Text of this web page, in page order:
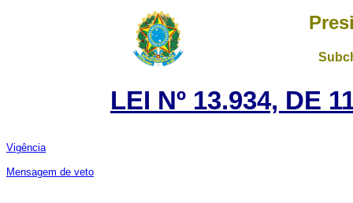
LEI Nº 13.934, DE
Vigência
Mensagem de veto